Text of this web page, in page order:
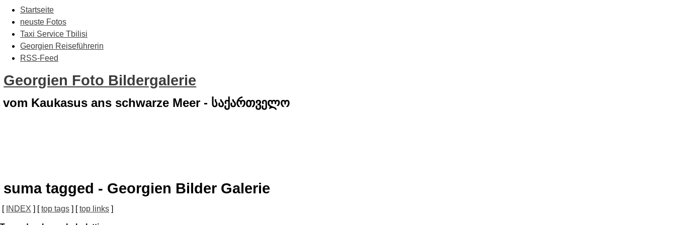
Startseite
neuste Fotos
Taxi Service Tbilisi
Georgien Reiseführerin
RSS-Feed
Georgien Foto Bildergalerie
vom Kaukasus ans schwarze Meer - საქართველო
suma tagged - Georgien Bilder Galerie
[ INDEX ] [top tags ] [top links ]